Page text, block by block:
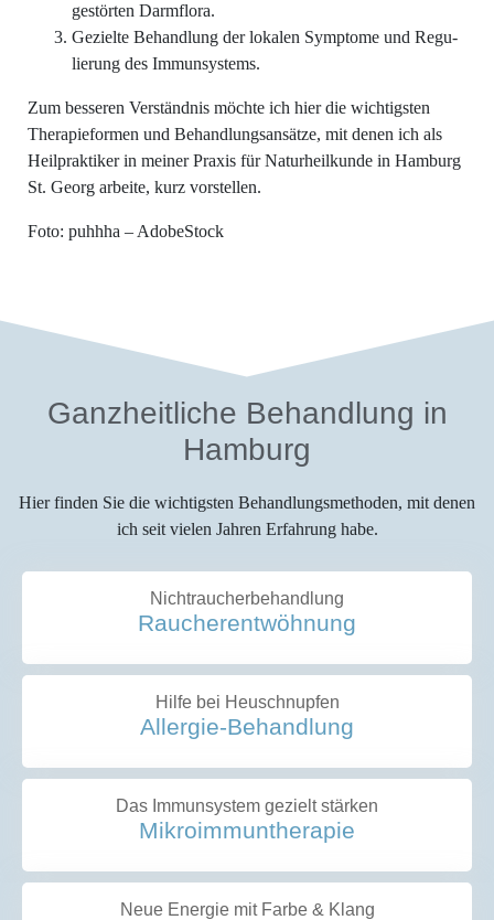
gestör­ten Darmflora.
Geziel­te Behand­lung der loka­len Sym­pto­me und Regu­
lie­rung des Immunsystems.
Zum bes­se­ren Ver­ständ­nis möch­te ich hier die wich­tigs­ten
The­ra­pie­for­men und Behand­lungs­an­sät­ze, mit denen ich als
Heil­prak­ti­ker in mei­ner Pra­xis für Natur­heil­kun­de in Ham­burg
St. Georg arbei­te, kurz vorstellen.
Foto: puhh­ha – AdobeStock
Ganz­heit­li­che Behand­lung in
Hamburg
Hier fin­den Sie die wich­tigs­ten Behand­lungs­me­tho­den, mit denen
ich seit vie­len Jah­ren Erfah­rung habe.
Nicht­rau­cher­be­hand­lung
Rau­cher­ent­wöh­nung
Hil­fe bei Heuschnupfen
All­er­gie-Behand­lung
Das Immun­sys­tem gezielt stärken
Mikro­im­mun­the­ra­pie
Neue Ener­gie mit Far­be & Klang